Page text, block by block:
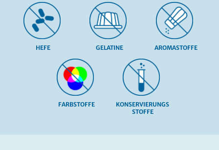
HEFE GELATINE AROMASTOFFE
FARBSTOFFE
KONSERVIERUNGS
STOFFE